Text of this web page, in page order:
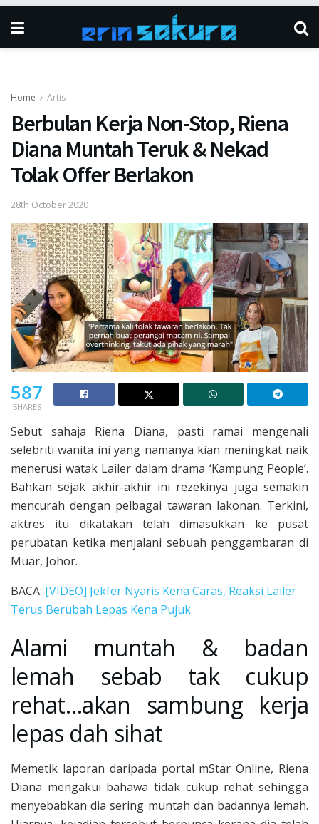
Home Artis
Berbulan Kerja Non-Stop, Riena
Diana Muntah Teruk & Nekad
Tolak Offer Berlakon
28th October 2020
587
SHARES
Sebut sahaja Riena Diana, pasti ramai mengenali
selebriti wanita ini yang namanya kian meningkat naik
menerusi watak Lailer dalam drama ‘Kampung People’.
Bahkan sejak akhir-akhir ini rezekinya juga semakin
mencurah dengan pelbagai tawaran lakonan. Terkini,
aktres itu dikatakan telah dimasukkan ke pusat
perubatan ketika menjalani sebuah penggambaran di
Muar, Johor.
BACA: [VIDEO] Jekfer Nyaris Kena Caras, Reaksi Lailer
Terus Berubah Lepas Kena Pujuk
Alami muntah & badan
lemah sebab tak cukup
rehat…akan sambung kerja
lepas dah sihat
Memetik laporan daripada portal mStar Online, Riena
Diana mengakui bahawa tidak cukup rehat sehingga
menyebabkan dia sering muntah dan badannya lemah.